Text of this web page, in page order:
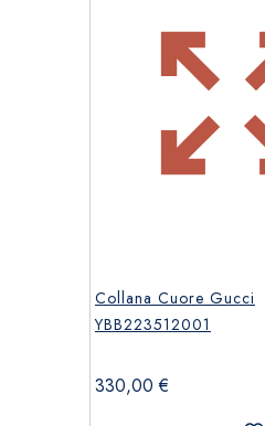
Collana Cuore Gucci
YBB223512001
330,00€